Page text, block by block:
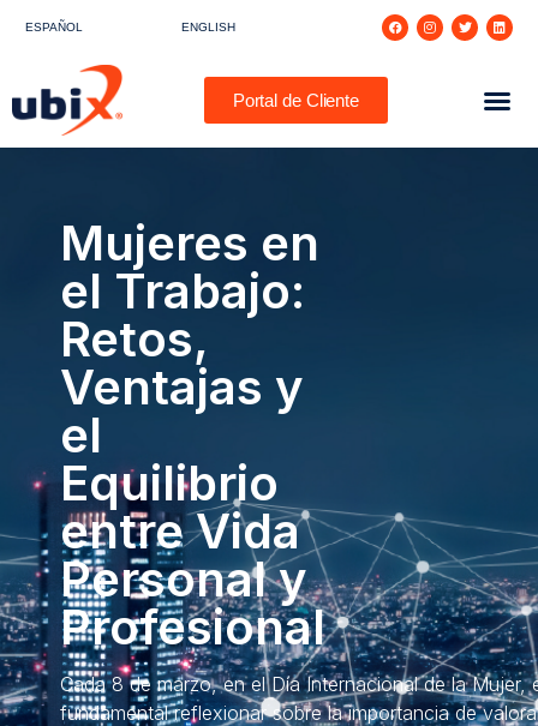
ESPAÑOL ENGLISH
Portal de Cliente
Mujeres en
el Trabajo:
Retos,
Ventajas y
el
Equilibrio
entre Vida
Personal y
Profesional
Cada 8 de marzo, en el Día Internacional de la Mujer,
fundamental reflexionar sobre la importancia de